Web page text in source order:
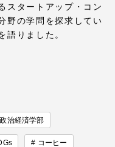
スタートアップ・コン
野の学問を探求してい
語りました。
政治経済学部
コーヒー